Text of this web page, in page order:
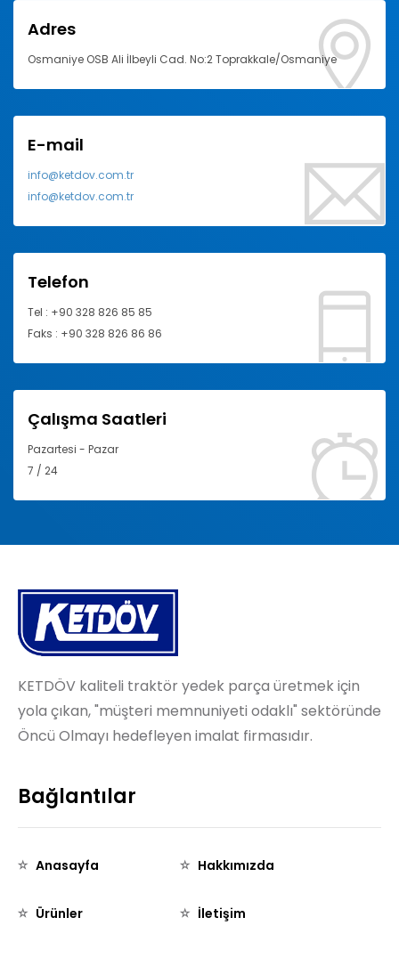
Adres
Osmaniye OSB Ali İlbeyli Cad. No:2 Toprakkale/Osmaniye
E-mail
info@ketdov.com.tr
info@ketdov.com.tr
Telefon
Tel : +90 328 826 85 85
Faks : +90 328 826 86 86
Çalışma Saatleri
Pazartesi - Pazar
7 / 24
KETDÖV kaliteli traktör yedek parça üretmek için
yola çıkan, "müşteri memnuniyeti odaklı" sektöründe
Öncü Olmayı hedefleyen imalat firmasıdır.
Bağlantılar
Anasayfa Hakkımızda
Ürünler İletişim